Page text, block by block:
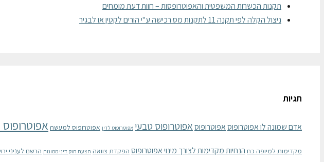
תקנות הכשרות המשפטית והאפוטרופסות – חוות דעת מומחים
ניצול הקלה לפי תקנה 11 לתקנות מס רכישה ע"י הורים לקטין או לבגיר
תגיות
אדם שמונה לו אפוטרופוסאפוטרופוסאפוטרופוס טבעי אפוטרופוס לדין אפוטרופוס למעשה אפוטרופוס
מקדימות למיופה כח הנחיות מקדימות לצורך מינוי אפוטרופוס הפקדת צוואה הצעת חוק דיני ממונות הרשם לעניני